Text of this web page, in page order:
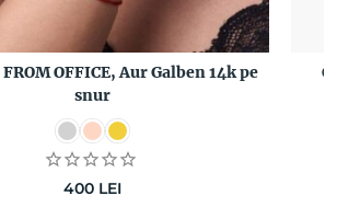
OFFICE, Aur Galben 14k pe
snur
400 LEI